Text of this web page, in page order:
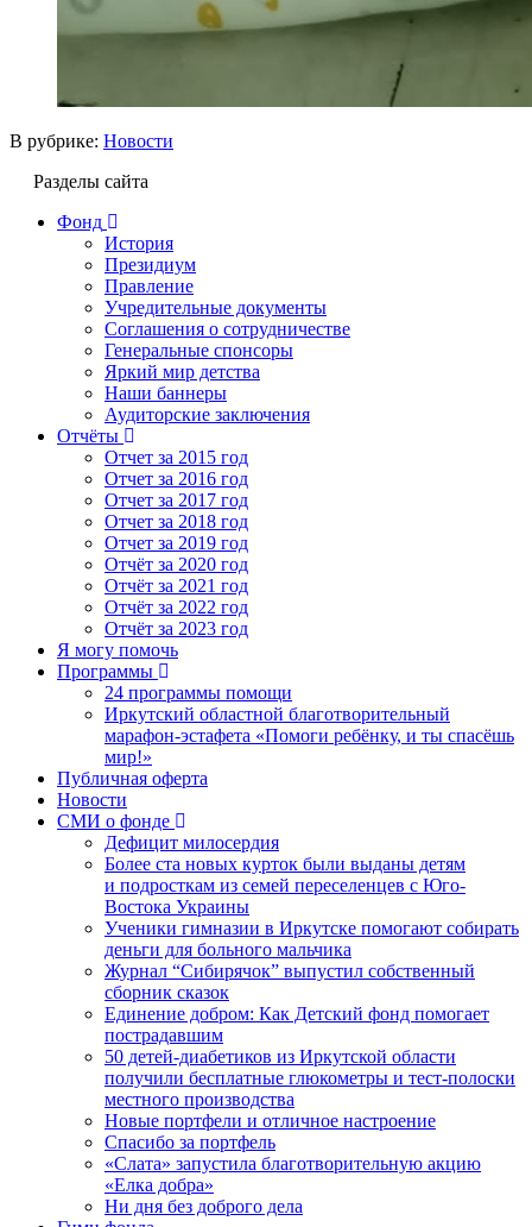
В рубрике: Новости
Разделы сайта
Фонд
История
Президиум
Правление
Учредительные документы
Соглашения о сотрудничестве
Генеральные спонсоры
Яркий мир детства
Наши баннеры
Аудиторские заключения
Отчёты
Отчет за 2015 год
Отчет за 2016 год
Отчет за 2017 год
Отчет за 2018 год
Отчет за 2019 год
Отчёт за 2020 год
Отчёт за 2021 год
Отчёт за 2022 год
Отчёт за 2023 год
Я могу помочь
Программы
24 программы помощи
Иркутский областной благотворительный
марафон-эстафета «Помоги ребёнку, и ты спасёшь
мир!»
Публичная оферта
Новости
СМИ о фонде
Дефицит милосердия
Более ста новых курток были выданы детям
и подросткам из семей переселенцев с Юго-
Востока Украины
Ученики гимназии в Иркутске помогают собирать
деньги для больного мальчика
Журнал “Сибирячок” выпустил собственный
сборник сказок
Единение добром: Как Детский фонд помогает
пострадавшим
50 детей-диабетиков из Иркутской области
получили бесплатные глюкометры и тест-полоски
местного производства
Новые портфели и отличное настроение
Спасибо за портфель
«Слата» запустила благотворительную акцию
«Елка добра»
Ни дня без доброго дела